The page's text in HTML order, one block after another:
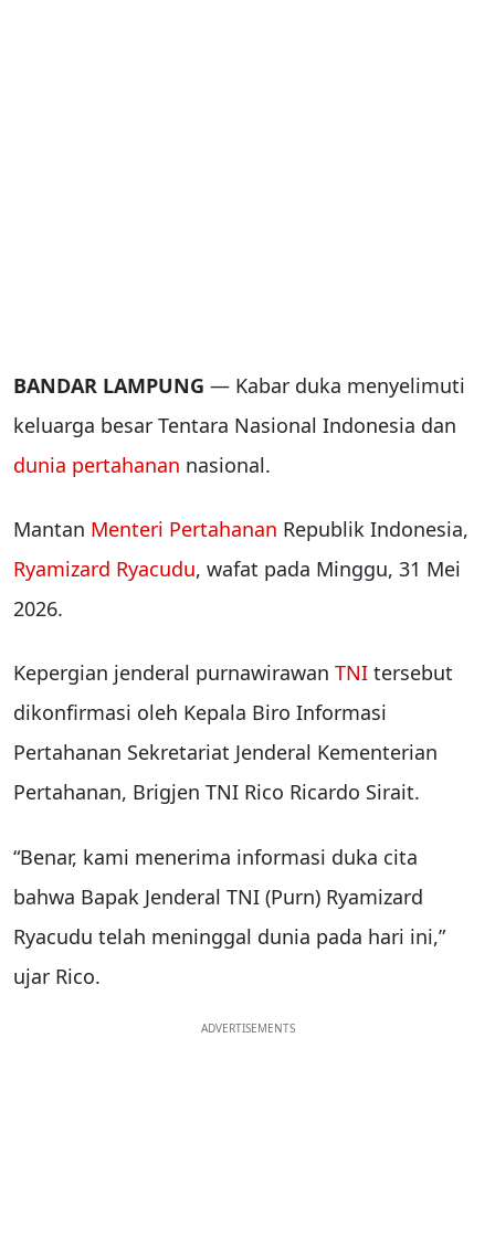
BANDAR LAMPUNG — Kabar duka menyelimuti
keluarga besar Tentara Nasional Indonesia dan
dunia pertahanan nasional.
Mantan Menteri Pertahanan Republik Indonesia,
Ryamizard Ryacudu, wafat pada Minggu, 31 Mei
2026.
Kepergian jenderal purnawirawan TNI tersebut
dikonfirmasi oleh Kepala Biro Informasi
Pertahanan Sekretariat Jenderal Kementerian
Pertahanan, Brigjen TNI Rico Ricardo Sirait.
“Benar, kami menerima informasi duka cita
bahwa Bapak Jenderal TNI (Purn) Ryamizard
Ryacudu telah meninggal dunia pada hari ini,”
ujar Rico.
ADVERTISEMENTS